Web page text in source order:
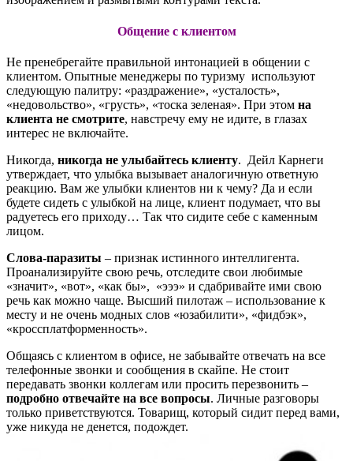
Общение с клиентом
Не пренебрегайте правильной интонацией в общении с
клиентом. Опытные менеджеры по туризму используют
следующую палитру: «раздражение», «усталость»,
«недовольство», «грусть», «тоска зеленая». При этом на
клиента не смотрите, навстречу ему не идите, в глазах
интерес не включайте.
Никогда, никогда не улыбайтесь клиенту. Дейл Карнеги
утверждает, что улыбка вызывает аналогичную ответную
реакцию. Вам же улыбки клиентов ни к чему? Да и если
будете сидеть с улыбкой на лице, клиент подумает, что вы
радуетесь его приходу… Так что сидите себе с каменным
лицом.
Слова-паразиты – признак истинного интеллигента.
Проанализируйте свою речь, отследите свои любимые
«значит», «вот», «как бы», «эээ» и сдабривайте ими свою
речь как можно чаще. Высший пилотаж – использование к
месту и не очень модных слов «юзабилити», «фидбэк»,
«кроссплатформенность».
Общаясь с клиентом в офисе, не забывайте отвечать на все
телефонные звонки и сообщения в скайпе. Не стоит
передавать звонки коллегам или просить перезвонить –
подробно отвечайте на все вопросы. Личные разговоры
только приветствуются. Товарищ, который сидит перед вами,
уже никуда не денется, подождет.